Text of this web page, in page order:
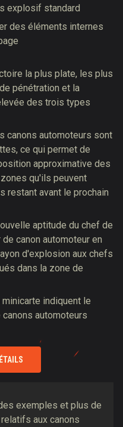
explosif standard
des éléments internes
la plus plate, les plus
pénétration et la
des trois types
canons automoteurs sont
ce qui permet de
approximative des
qu'ils peuvent
restant avant le prochain
aptitude du chef de
canon automoteur en
d'explosion aux chefs
dans la zone de
indiquent le
automoteurs
exemples et plus de
aux canons